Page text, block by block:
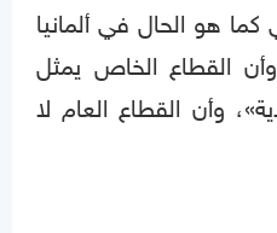
هو الحال في ألمانيا
القطاع الخاص يمثل
وأن القطاع العام لا